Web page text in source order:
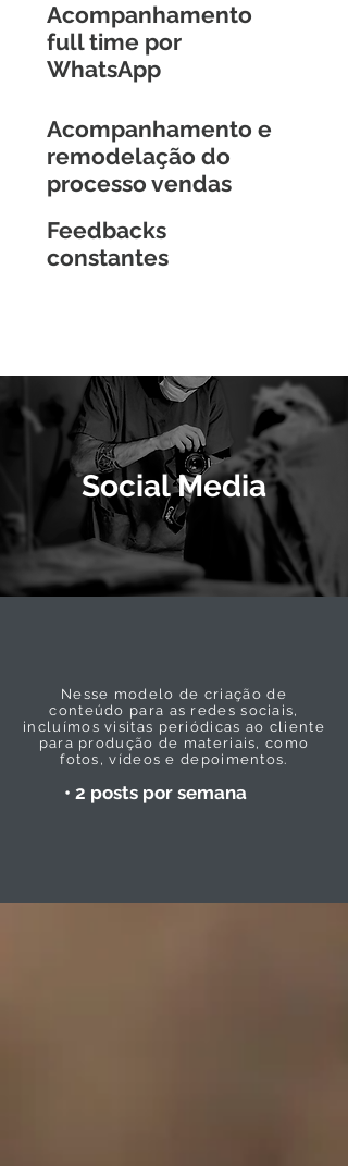
Acompanhamento
full time por
WhatsApp
Acompanhamento e
remodelação do
processo vendas
Feedbacks
constantes
Social Media
Nesse modelo de criação de
conteúdo para as redes sociais,
incluímos visitas periódicas ao cliente
para produção de materiais, como
fotos, vídeos e depoimentos.
• 2 posts por semana